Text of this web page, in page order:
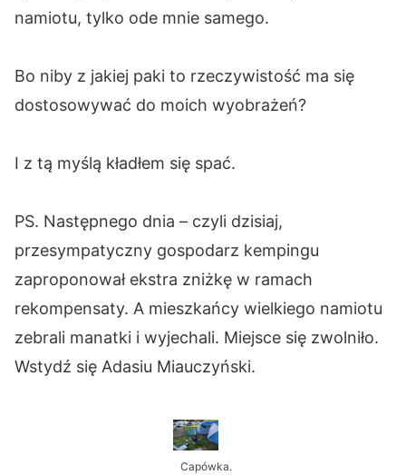
namiotu, tylko ode mnie samego.
Bo niby z jakiej paki to rzeczywistość ma się
dostosowywać do moich wyobrażeń?
I z tą myślą kładłem się spać.
PS. Następnego dnia – czyli dzisiaj,
przesympatyczny gospodarz kempingu
zaproponował ekstra zniżkę w ramach
rekompensaty. A mieszkańcy wielkiego namiotu
zebrali manatki i wyjechali. Miejsce się zwolniło.
Wstydź się Adasiu Miauczyński.
Capówka.